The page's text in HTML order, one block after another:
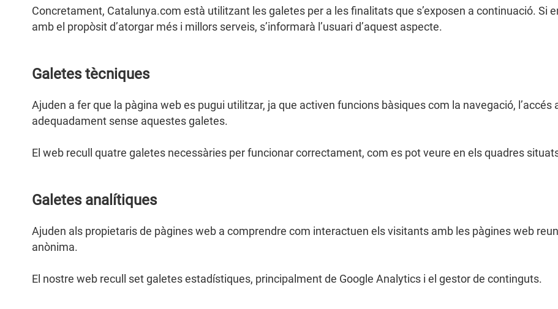
Concretament, Catalunya.com està utilitzant les galetes per a les finalitats que s’exposen a continuació. Si
amb el propòsit d’atorgar més i millors serveis, s’informarà l’usuari d’aquest aspecte.
Galetes tècniques
Ajuden a fer que la pàgina web es pugui utilitzar, ja que activen funcions bàsiques com la navegació,
adequadament sense aquestes galetes.
El web recull quatre galetes necessàries per funcionar correctament, com es pot veure en els quadres
Galetes analítiques
Ajuden als propietaris de pàgines web a comprendre com interactuen els visitants amb les pàgines web
anònima.
El nostre web recull set galetes estadístiques, principalment de Google Analytics i el gestor de continguts.